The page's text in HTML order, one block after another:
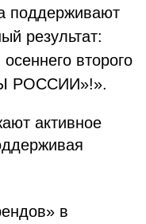
поддерживают
результат:
второго
РОССИИ»!».
активное
в